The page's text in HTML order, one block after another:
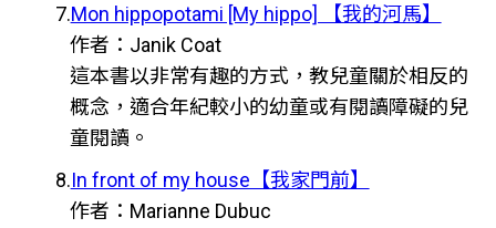
7.Mon hippopotami [My hippo] 【我的河馬】
作者：Janik Coat
這本書以非常有趣的方式，教兒童關於相反的
概念，適合年紀較小的幼童或有閱讀障礙的兒
童閱讀。
8.In front of my house【我家門前】
作者：Marianne Dubuc